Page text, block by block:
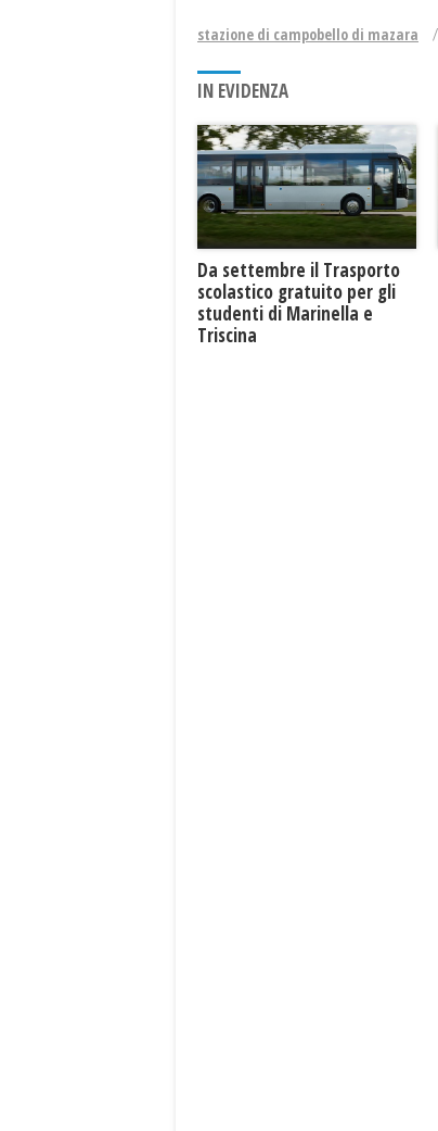
stazione di campobello di mazara
IN EVIDENZA
Da settembre il Trasporto
scolastico gratuito per gli
studenti di Marinella e
Triscina